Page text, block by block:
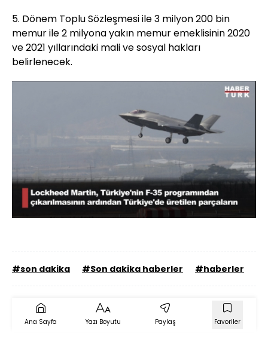
5. Dönem Toplu Sözleşmesi ile 3 milyon 200 bin
memur ile 2 milyona yakın memur emeklisinin 2020
ve 2021 yıllarındaki mali ve sosyal hakları
belirlenecek.
Aç
Yüklendi :
86.95%
Oynatma
Hızı
#son dakika #Son dakika haberler #haberler
Ana Sayfa Yazı Boyutu Paylaş Favoriler